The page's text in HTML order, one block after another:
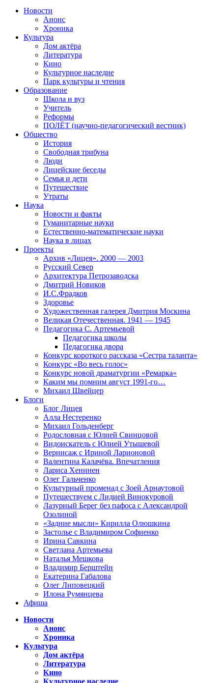
Новости
Анонс
Хроника
Культура
Дом актёра
Литература
Кино
Культурное наследие
Парк культуры и чтения
Образование
Школа и вуз
Учитель
Реформы
ПОЛЁТ (научно-педагогический вестник)
Общество
История
Свободная трибуна
Люди
Лицейские беседы
Семья и дети
Путешествие
Утраты
Наука
Новости и факты
Гуманитарные науки
Естественно-математические науки
Наука в лицах
Проекты
Архив «Лицея». 2000 — 2003
Русский Север
Архитектура Петрозаводска
Дмитрий Новиков
И.С.Фрадков
Здоровье
Художественная галерея Дмитрия Москина
Великая Отечественная. 1941 — 1945
Педагогика С. Артемьевой
Педагогика школы
Педагогика двора
Конкурс короткого рассказа «Сестра таланта»
Конкурс «Во весь голос»
Конкурс новой драматургии «Ремарка»
Каким мы помним август 1991-го…
Михаил Швейцер
Блоги
Блог Лицея
Алла Нестеренко
Михаил Гольденберг
Родословная с Юлией Свинцовой
Видоискатель с Юлией Утышевой
Вернисаж с Ириной Ларионовой
Валентина Калачёва. Впечатления
Лариса Хенинен
Олег Гальченко
Культурный променад с Зоей Арнаутовой
Путешествуем с Лидией Винокуровой
Лазурный Берег без пафоса с Александрой
Озолиной
«Задние мысли» Кирилла Олюшкина
Застолье с Владимиром Софиенко
Ирина Савкина
Светлана Артемьева
Наталья Мешкова
Владимир Берштейн
Екатерина Габалова
Олег Липовецкий
Илона Румянцева
Афиша
Новости
Анонс
Хроника
Культура
Дом актёра
Литература
Кино